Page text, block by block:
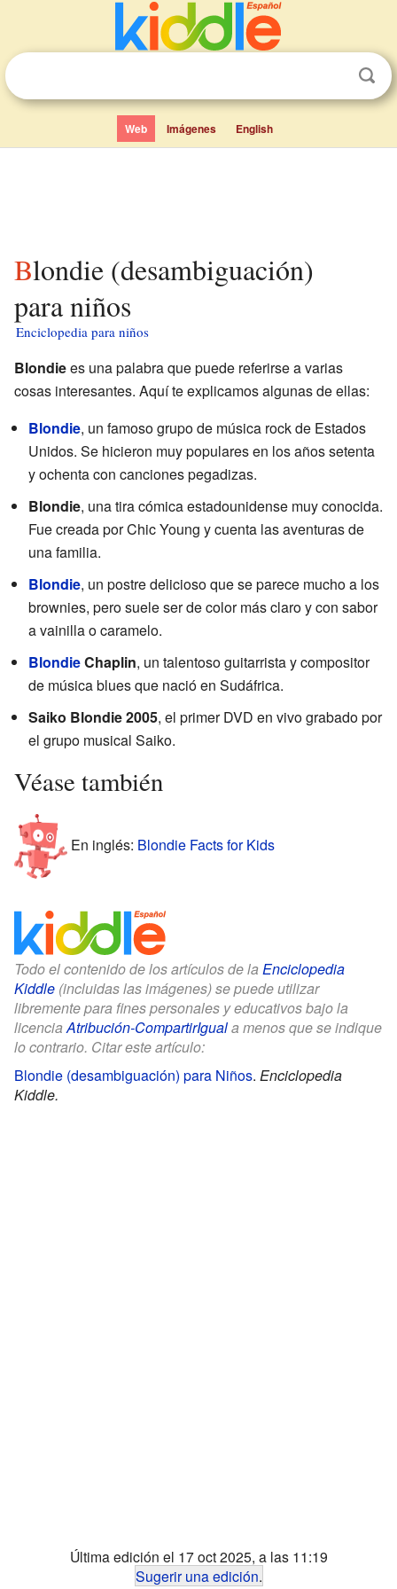
Web Imágenes English
Blondie (desambiguación)
para niños
Enciclopedia para niños
Blondiees una palabra que puede referirse a varias
cosas interesantes. Aquí te explicamos algunas de ellas:
Blondie, un famoso grupo de música rock de Estados
Unidos. Se hicieron muy populares en los años setenta
y ochenta con canciones pegadizas.
Blondie, una tira cómica estadounidense muy conocida.
Fue creada por Chic Young y cuenta las aventuras de
una familia.
Blondie, un postre delicioso que se parece mucho a los
brownies, pero suele ser de color más claro y con sabor
a vainilla o caramelo.
BlondieChaplin, un talentoso guitarrista y compositor
de música blues que nació en Sudáfrica.
Saiko Blondie 2005, el primer DVD en vivo grabado por
el grupo musical Saiko.
Véase también
En inglés: Blondie Facts for Kids
Todo el contenido de los artículos de la Enciclopedia
Kiddle (incluidas las imágenes) se puede utilizar
libremente para fines personales y educativos bajo la
licenciaAtribución-CompartirIguala menos que se indique
lo contrario. Citar este artículo:
Blondie (desambiguación) para Niños. Enciclopedia
Kiddle.
Última edición el 17 oct 2025, a las 11:19
Sugerir una edición.